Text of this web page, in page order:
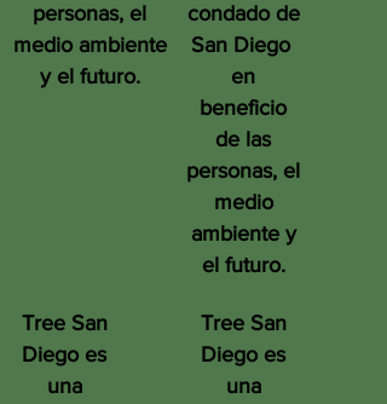
personas, el
medio ambiente
y el futuro.
Tree San
Diego es
una
condado de
San Diego
en
beneficio
de las
personas, el
medio
ambiente y
el futuro.
Tree San
Diego es
una